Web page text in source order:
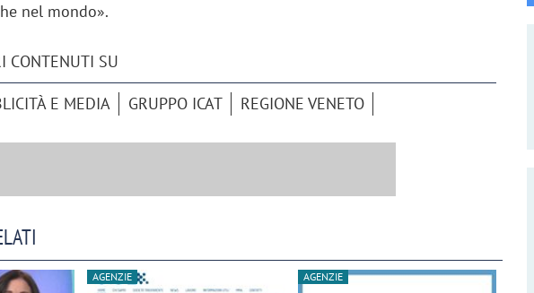
nel mondo».
CONTENUTI SU
E MEDIA GRUPPO ICAT REGIONE VENETO
AGENZIE AGENZIE